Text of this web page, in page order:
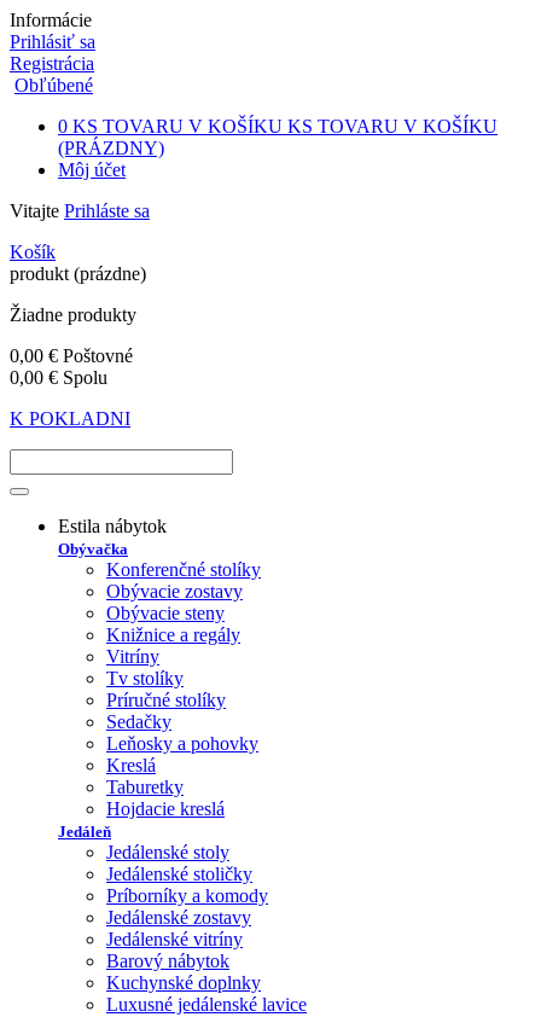
Informácie
Prihlásiť sa
Registrácia
Obľúbené
0 KS TOVARU V KOŠÍKU KS TOVARU V KOŠÍKU
(PRÁZDNY)
Môj účet
Vitajte Prihláste sa
Košík
produkt (prázdne)
Žiadne produkty
0,00 € Poštovné
0,00 € Spolu
K POKLADNI
Estila nábytok
Obývačka
Konferenčné stolíky
Obývacie zostavy
Obývacie steny
Knižnice a regály
Vitríny
Tv stolíky
Príručné stolíky
Sedačky
Leňosky a pohovky
Kreslá
Taburetky
Hojdacie kreslá
Jedáleň
Jedálenské stoly
Jedálenské stoličky
Príborníky a komody
Jedálenské zostavy
Jedálenské vitríny
Barový nábytok
Kuchynské doplnky
Luxusné jedálenské lavice